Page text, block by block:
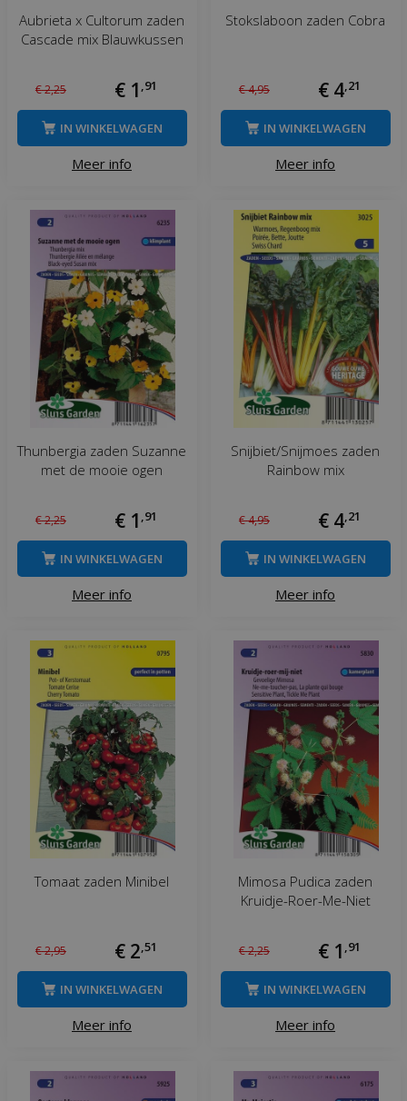
Aubrieta x Cultorum zaden
Cascade mix Blauwkussen
€2,25 € 1 91
Meer info
IN WINKELWAGEN
Stokslaboon zaden Cobra
€4,95 € 4 21
Meer info
IN WINKELWAGEN
Thunbergia zaden Suzanne
met de mooie ogen
€2,25 € 1 91
Meer info
IN WINKELWAGEN
Snijbiet/Snijmoes zaden
Rainbow mix
€4,95 € 4 21
Meer info
IN WINKELWAGEN
Tomaat zaden Minibel
€2,95 € 2 51
Meer info
IN WINKELWAGEN
Mimosa Pudica zaden
Kruidje-Roer-Me-Niet
€2,25 € 1 91
Meer info
IN WINKELWAGEN